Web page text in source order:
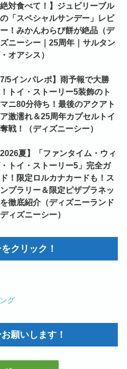
絶対食べて！】ジュビリーブル
「スペシャルサンデー」レビ
！みかんわらび餅が絶品（デ
ニーシー｜25周年｜サルタン
オアシス）
7/5インパレポ】雨予報で大勝
トイ・ストーリー5装飾のト
ニ80分待ち！最後のアクアト
激濡れ＆25周年カプセルトイ
戦！（ディズニーシー）
2026夏】「ファンタイム・ウィ
トイ・ストーリー5」完全ガ
！限定ロルカナカードも！ス
プラリー＆限定ピザプラネッ
を徹底紹介（ディズニーランド
ディズニーシー）
クリック！
グ
願いします！